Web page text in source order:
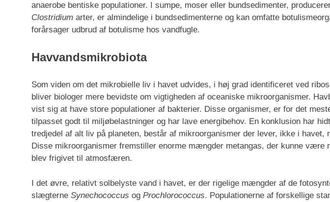
anaerobe bentiske populationer. I sumpe, moser eller bundsedimenter,
Clostridium arter, er almindelige i bundsedimenterne og kan omfatte
forårsager udbrud af botulisme hos vandfugle.
Havvandsmikrobiota
Som viden om det mikrobielle liv i havet udvides, i høj grad identificeret ved
bliver biologer mere bevidste om vigtigheden af oceaniske mikroorganismer.
vist sig at have store populationer af bakterier. Disse organismer, er for det
tilpasset godt til miljøbelastninger og har lave energibehov. En konklusion har
tredjedel af alt liv på planeten, består af mikroorganismer der lever, ikke i havet,
Disse mikroorganismer fremstiller enorme mængder metangas, der kunne være
blev frigivet til atmosfæren.
I det øvre, relativt solbelyste vand i havet, er der rigelige mængder af de
slægterne Synechococcus og Prochlorococcus. Populationerne af forskellige